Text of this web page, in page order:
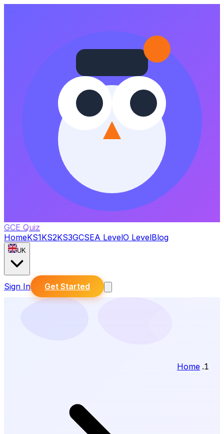
GCE Quiz
HomeKS1KS2KS3GCSEA LevelO LevelBlog
UK
Sign In Get Started
Home